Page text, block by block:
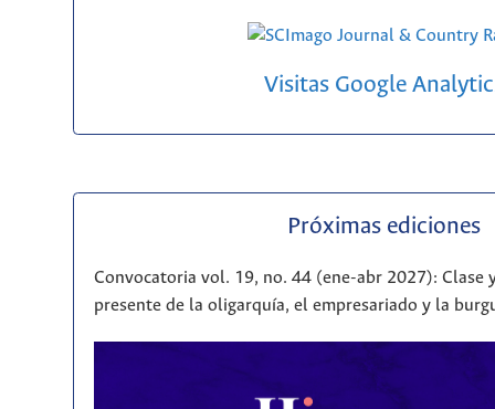
Visitas Google
Próximas ediciones
Convocatoria vol. 19, no. 44 (ene-abr 2027): Clase
presente de la oligarquía, el empresariado y la